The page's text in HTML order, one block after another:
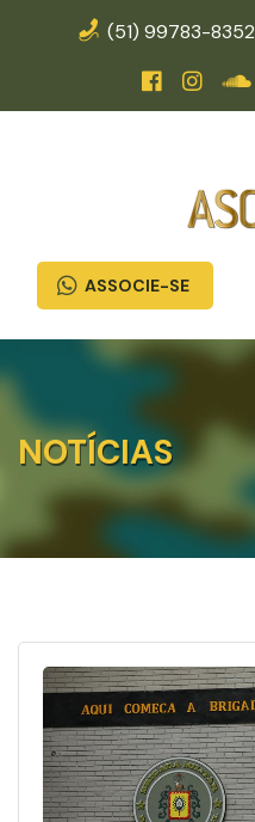
(51) 99783-8352
ASSOCIE-SE
NOTÍCIAS